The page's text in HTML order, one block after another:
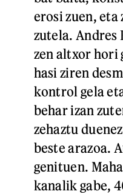
erosi zuen,
zutela.
zen altxor hori
hasi ziren
kontrol gela
behar izan
zehaztu
beste arazoa.
genituen.
kanalik gabe,